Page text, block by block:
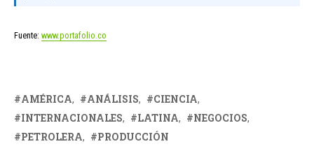
Fuente: www.portafolio.co
AMÉRICA ANÁLISIS
CIENCIA
INTERNACIONALES
LATINA
NEGOCIOS
PETROLERA
PRODUCCIÓN